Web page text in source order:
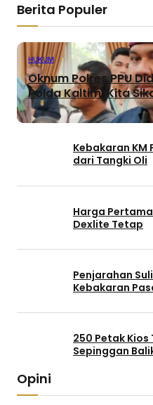
Berita Populer
HUKUM
Oknum Polres PPU
Polda Kaltim: Kita
Kebakaran KM
dari Tangki Oli
Harga
Dexlite Tetap
Penjarahan
Kebakaran
250 Petak
Sepinggan
Opini